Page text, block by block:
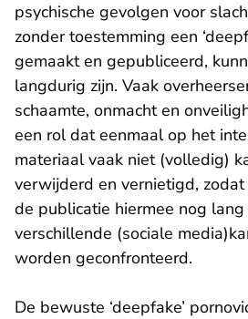
psychische gevolgen voor
zonder toestemming een
gemaakt en gepubliceerd,
langdurig zijn. Vaak
schaamte, onmacht en
een rol dat eenmaal op het
materiaal vaak niet (volledig)
verwijderd en vernietigd,
de publicatie hiermee nog lang
verschillende (sociale
worden geconfronteerd.
De bewuste ‘deepfake’